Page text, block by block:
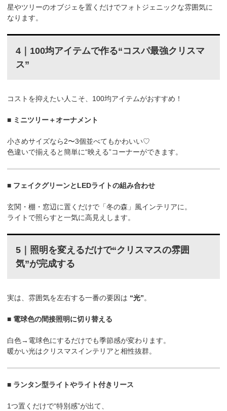
星やツリーのオブジェを置くだけでフォトジェニックな雰囲気に
なります。
4｜100均アイテムで作る“コスパ最強クリスマ
ス”
コストを抑えたい人こそ、100均アイテムがおすすめ！
■ ミニツリー＋オーナメント
小さめサイズなら2〜3個並べてもかわいい♡
色違いで揃えると簡単に“映える”コーナーができます。
■ フェイクグリーンとLEDライトの組み合わせ
玄関・棚・窓辺に置くだけで「冬の森」風インテリアに。
ライトで照らすと一気に高見えします。
5｜照明を変えるだけで“クリスマスの雰囲
気”が完成する
実は、雰囲気を左右する一番の要因は “光”。
■ 電球色の間接照明に切り替える
白色→電球色にするだけでも季節感が変わります。
暖かい光はクリスマスインテリアと相性抜群。
■ ランタン型ライトやライト付きリース
1つ置くだけで“特別感”が出て、